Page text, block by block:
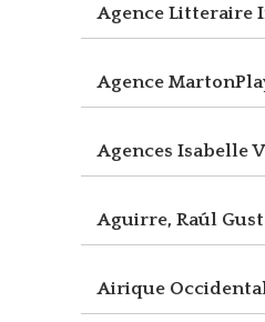
Agence Litteraire
Agence
Agences Isabelle
Aguirre, Raúl
Airique